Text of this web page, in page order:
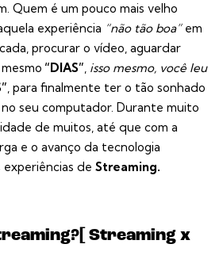
Quem é um pouco mais velho
experiência “não tão boa”em
procurar o vídeo, aguardar
“DIAS”, isso mesmo, você leu
, para finalmente ter o tão sonhado
seu computador. Durante muito
de muitos, até que com a
e o avanço da tecnologia
experiências de Streaming.
Streaming x